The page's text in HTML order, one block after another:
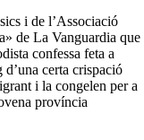
i de l’Associació
de La Vanguardia que
confessa feta a
d’una certa crispació
i la congelen per a
província